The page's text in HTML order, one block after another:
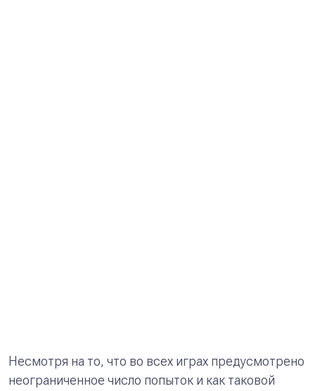
Несмотря на то, что во всех играх предусмотрено
неограниченное число попыток и как таковой